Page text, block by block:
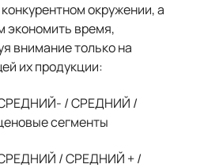
окружении, а
экономить время,
внимание только на
их продукции:
СРЕДНИЙ- / СРЕДНИЙ /
сегменты
СРЕДНИЙ / СРЕДНИЙ + /